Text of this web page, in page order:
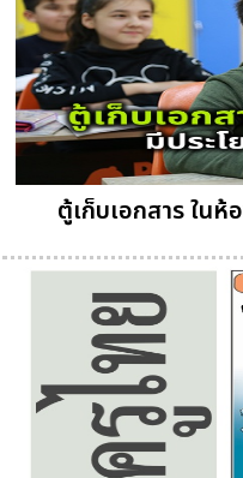
ตู้เก็บเอกสาร ในห้